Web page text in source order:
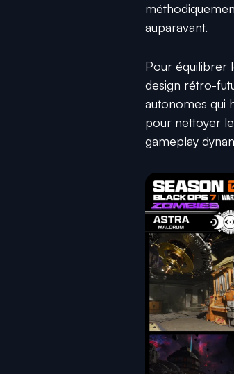
auparavant.
Pour équilibrer
design rétro-
autonomes qui
pour nettoyer
gameplay